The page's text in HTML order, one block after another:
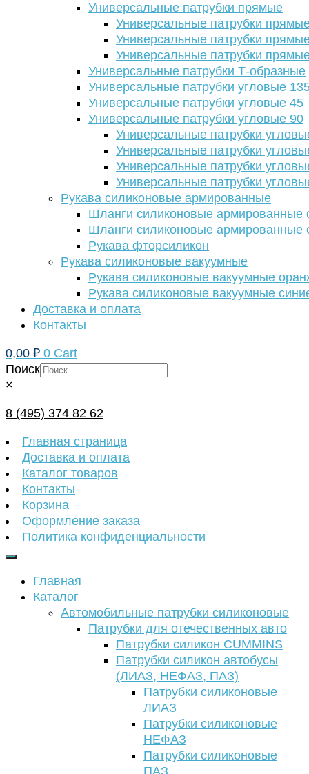
Универсальные патрубки прямые
Универсальные патрубки
Универсальные патрубки
Универсальные патрубки
Универсальные патрубки Т-образные
Универсальные патрубки угловые
Универсальные патрубки угловые 45
Универсальные патрубки угловые 90
Универсальные патрубки
Универсальные патрубки
Универсальные патрубки
Универсальные патрубки
Рукава силиконовые армированные
Шланги силиконовые армированные
Шланги силиконовые армированные
Рукава фторсиликон
Рукава силиконовые вакуумные
Рукава силиконовые вакуумные
Рукава силиконовые вакуумные
Доставка и оплата
Контакты
0,00 ₽ 0 Cart
Поиск
×
8 (495) 374 82 62
Главная страница
Доставка и оплата
Каталог товаров
Контакты
Корзина
Оформление заказа
Политика конфиденциальности
Главная
Каталог
Автомобильные патрубки силиконовые
Патрубки для отечественных авто
Патрубки силикон CUMMINS
Патрубки силикон автобусы
(ЛИАЗ, НЕФАЗ, ПАЗ)
Патрубки силиконовые
ЛИАЗ
Патрубки силиконовые
НЕФАЗ
Патрубки силиконовые
ПАЗ